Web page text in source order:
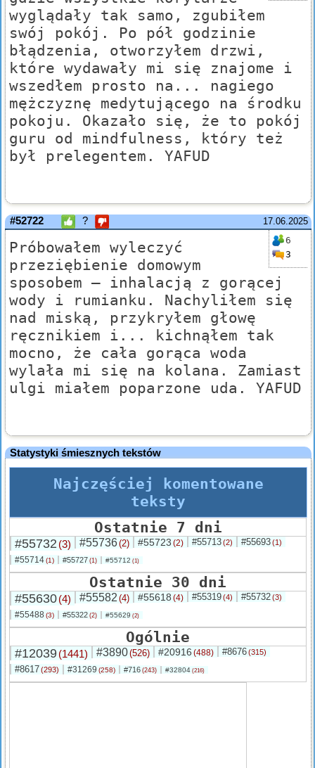
wyglądały tak samo, zgubiłem
swój pokój. Po pół godzinie
błądzenia, otworzyłem drzwi,
które wydawały mi się znajome i
wszedłem prosto na... nagiego
mężczyznę medytującego na środku
pokoju. Okazało się, że to pokój
guru od mindfulness, który też
był prelegentem. YAFUD
17.06.2025
#52722 ?
6
3
Próbowałem wyleczyć
przeziębienie domowym
sposobem – inhalacją z gorącej
wody i rumianku. Nachyliłem się
nad miską, przykryłem głowę
ręcznikiem i... kichnąłem tak
mocno, że cała gorąca woda
wylała mi się na kolana. Zamiast
ulgi miałem poparzone uda. YAFUD
Statystyki śmiesznych tekstów
Najczęściej komentowane
teksty
Ostatnie 7 dni
#55732 (3) #55736(2) #55723 (2) #55713(2) #55693(1)
#55714(1) #55727 (1) #55712 (1)
Ostatnie 30 dni
#55630(4) #55582 (4) #55618 (4) #55319(4) #55732(3)
#55488 (3) #55322 (2) #55629 (2)
Ogólnie
#12039(1441) #3890(526) #20916 (488) #8676(315)
#8617(293) #31269 (258) #716 (243) #32804 (216)